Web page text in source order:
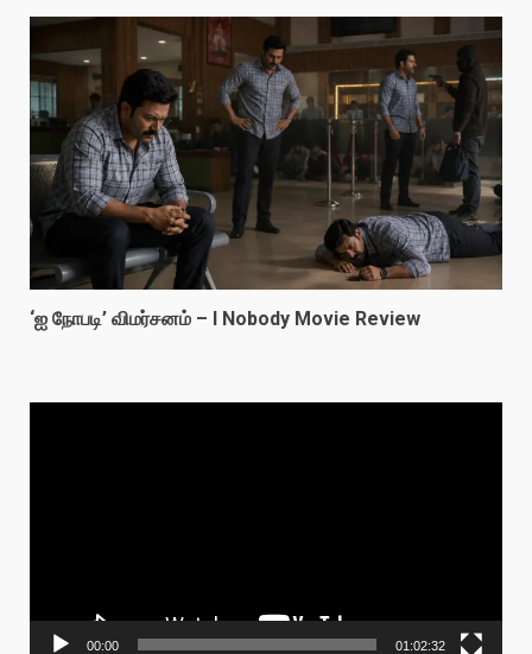
‘ஐ நோபடி’ விமர்சனம் – I Nobody Movie Review
00:00 01:02:32